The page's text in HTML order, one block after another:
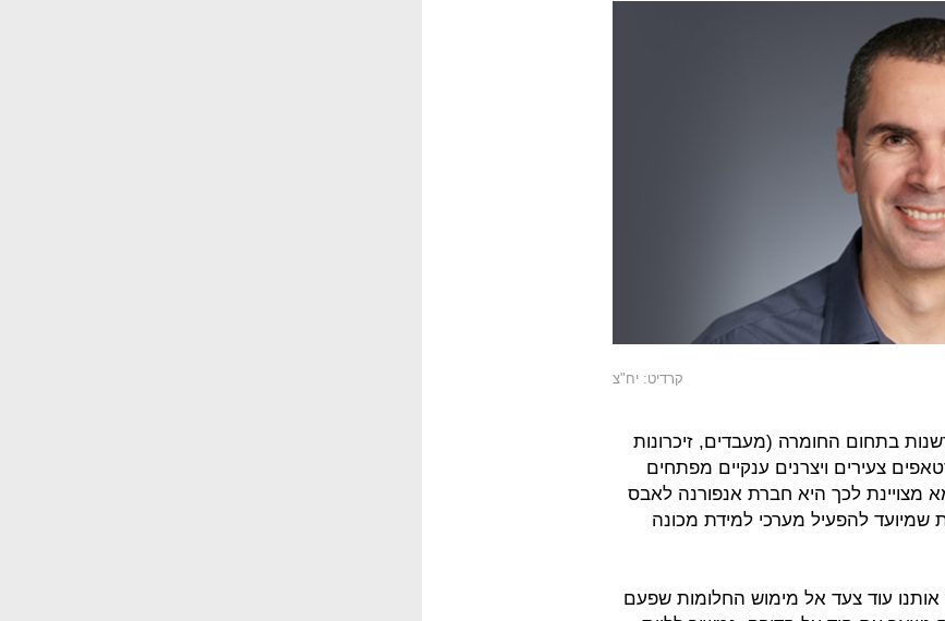
קרדיט: יח"צ
בתחום החומרה (מעבדים, זיכרונות
צעירים ויצרנים ענקיים מפתחים
מצויינת לכך היא חברת אנפורנה לאבס
להפעיל מערכי למידת מכונה
אותנו עוד צעד אל מימוש החלומות שפעם